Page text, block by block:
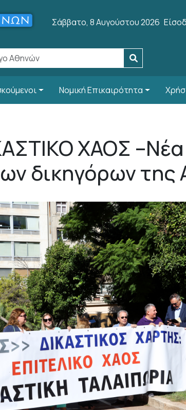
Σάββατο, 8 Αυγούστου 2026User
Νομική Επικαιρότητα
ΧΑΟΣ
δικηγόρων της